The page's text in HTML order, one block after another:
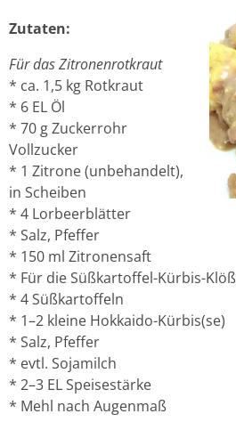
Zutaten:
Für das Zitronenrotkraut
* ca. 1,5 kg Rotkraut
* 6 EL Öl
* 70 g Zuckerrohr
Vollzucker
* 1 Zitrone (unbehandelt),
in Scheiben
* 4 Lorbeerblätter
* Salz, Pfeffer
* 150 ml Zitronensaft
* Für die Süßkartoffel-Kürbis-
* 4 Süßkartoffeln
* 1–2 kleine Hokkaido-Kürbis(se)
* Salz, Pfeffer
* evtl. Sojamilch
* 2–3 EL Speisestärke
* Mehl nach Augenmaß